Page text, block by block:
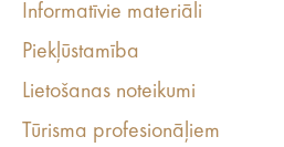
Informatīvie materiāli
Piekļūstamība
Lietošanas noteikumi
Tūrisma profesionāļiem